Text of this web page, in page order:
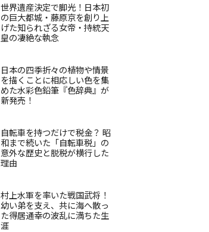
世界遺産決定で脚光！日本初
の巨大都城・藤原京を創り上
げた知られざる女帝・持統天
皇の凄絶な執念
日本の四季折々の植物や情景
を描くことに相応しい色を集
めた水彩色鉛筆『色辞典』が
新発売！
自転車を持つだけで税金？ 昭
和まで続いた「自転車税」の
意外な歴史と脱税が横行した
理由
村上水軍を率いた戦国武将！
幼い弟を支え、共に海へ散っ
た得居通幸の波乱に満ちた生
涯